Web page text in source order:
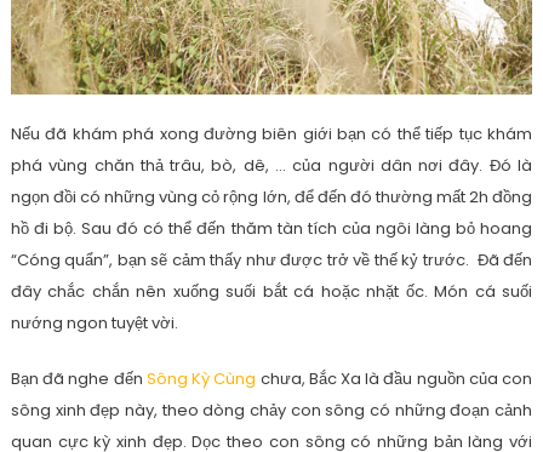
Nếu đã khám phá xong đường biên giới bạn có thể tiếp tục khám
phá vùng chăn thả trâu, bò, dê, … của người dân nơi đây. Đó là
ngọn đồi có những vùng cỏ rộng lớn, để đến đó thường mất 2h đồng
hồ đi bộ. Sau đó có thể đến thăm tàn tích của ngôi làng bỏ hoang
“Cóng quẩn”, bạn sẽ cảm thấy như được trở về thế kỷ trước. Đã đến
đây chắc chắn nên xuống suối bắt cá hoặc nhặt ốc. Món cá suối
nướng ngon tuyệt vời.
Bạn đã nghe đến Sông Kỳ Cùng chưa, Bắc Xa là đầu nguồn của con
sông xinh đẹp này, theo dòng chảy con sông có những đoạn cảnh
quan cực kỳ xinh đẹp. Dọc theo con sông có những bản làng với